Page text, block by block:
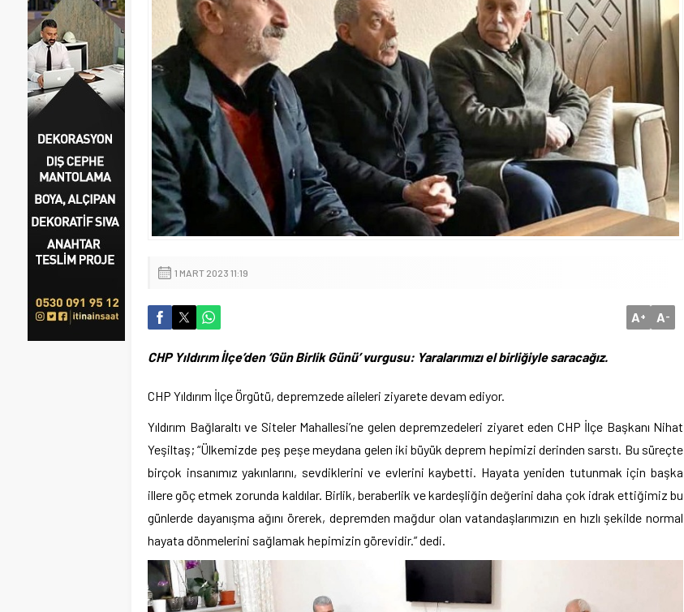
1 MART 2023 11:19
A+ A-
CHP Yıldırım İlçe’den ‘Gün Birlik Günü’ vurgusu: Yaralarımızı el birliğiyle saracağız.
CHP Yıldırım İlçe Örgütü, depremzede aileleri ziyarete devam ediyor.
Yıldırım Bağlaraltı ve Siteler Mahallesi’ne gelen depremzedeleri ziyaret eden CHP İlçe Başkanı Nihat
Yeşiltaş; “Ülkemizde peş peşe meydana gelen iki büyük deprem hepimizi derinden sarstı. Bu süreçte
birçok insanımız yakınlarını, sevdiklerini ve evlerini kaybetti. Hayata yeniden tutunmak için başka
illere göç etmek zorunda kaldılar. Birlik, beraberlik ve kardeşliğin değerini daha çok idrak ettiğimiz bu
günlerde dayanışma ağını örerek, depremden mağdur olan vatandaşlarımızın en hızlı şekilde normal
hayata dönmelerini sağlamak hepimizin görevidir.” dedi.